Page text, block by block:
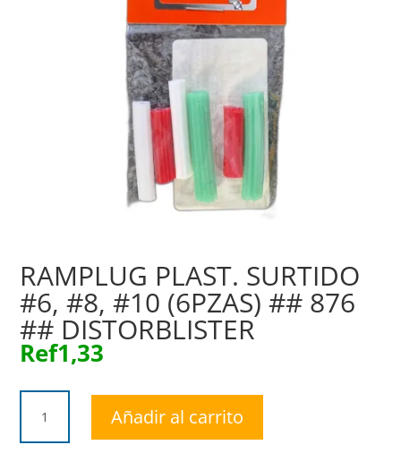
RAMPLUG PLAST. SURTIDO
#6, #8, #10 (6PZAS) ## 876
## DISTORBLISTER
Ref1,33
PLAST.
SURTIDO
Añadir al carrito